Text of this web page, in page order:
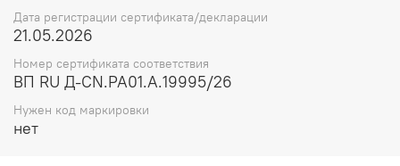
Дата регистрации сертификата/декларации
21.05.2026
Номер сертификата соответствия
ВП RU Д-CN.РА01.А.19995/26
Нужен код маркировки
нет